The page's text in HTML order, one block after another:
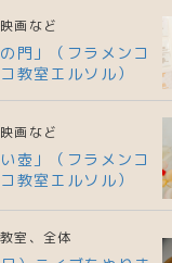
画など
門」（フラメンコ
教室エルソル）
画など
壺」（フラメンコ
教室エルソル）
室、全体